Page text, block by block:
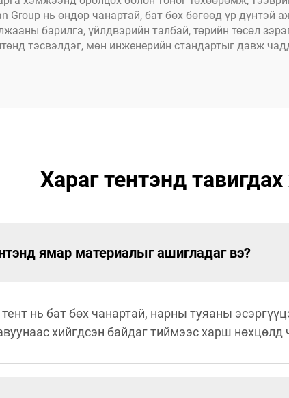
Group нь өндөр чанартай, бат бөх бөгөөд үр
барилга, үйлдвэрийн талбай, төрийн төсөл
тэсвэлдэг, мөн инженерийн стандартыг давж
Хараг тентэнд
ямар материалыг ашигладаг вэ?
нь бат бөх чанартай, нарны туяаны
хийгдсэн байдаг тиймээс харш